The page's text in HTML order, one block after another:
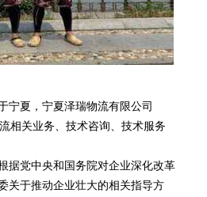
宁夏，宁夏泽瑞物流有限公司
相关业务、技术咨询、技术服务
据党中央和国务院对企业深化改革
关于推动企业壮大的相关指导方